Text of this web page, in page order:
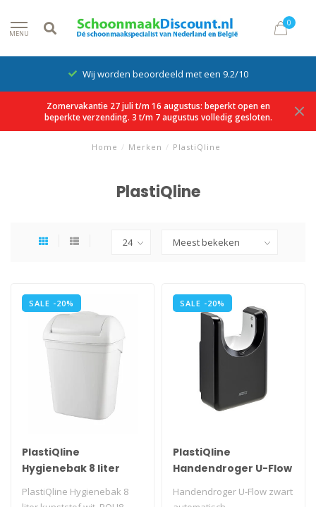
MENU
0
Wij worden beoordeeld met een 9.2/10
Zomervakantie 27 juli t/m 16 augustus: beperkt open en
beperkte verzending. 3 t/m 7 augustus volledig gesloten.
Home / Merken / PlastiQline
PlastiQline
SALE -20%
PlastiQline
Hygienebak 8 liter
kunststof wit
PlastiQline Hygienebak 8
SALE -20%
PlastiQline
Handendroger U-Flow
zwart automatisch
Handendroger U-Flow zwart